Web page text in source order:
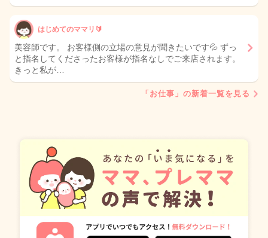
はじめてのママリ🔰
美容師です。 お客様側の立場の意見が聞きたいです💦 ずっ
と指名してくださったお客様が指名なしでご来店されます。
きっと私が…
「お仕事」の新着一覧を見る